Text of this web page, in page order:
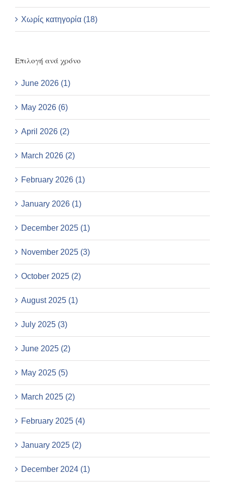
Χωρίς κατηγορία (18)
Επιλογή ανά χρόνο
June 2026 (1)
May 2026 (6)
April 2026 (2)
March 2026 (2)
February 2026 (1)
January 2026 (1)
December 2025 (1)
November 2025 (3)
October 2025 (2)
August 2025 (1)
July 2025 (3)
June 2025 (2)
May 2025 (5)
March 2025 (2)
February 2025 (4)
January 2025 (2)
December 2024 (1)